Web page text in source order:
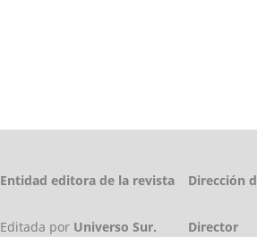
Entidad editora de la revista Dirección
Editada por Universo Sur.
Director